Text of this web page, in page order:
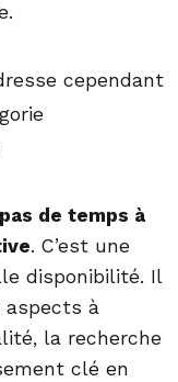
cependant
de temps à
. C’est une
disponibilité. Il
aspects à
la recherche
clé en